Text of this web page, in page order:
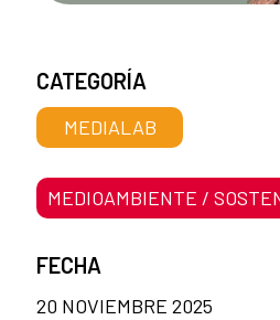
CATEGORÍA
MEDIALAB
MEDIOAMBIENTE /
FECHA
20 NOVIEMBRE 2025